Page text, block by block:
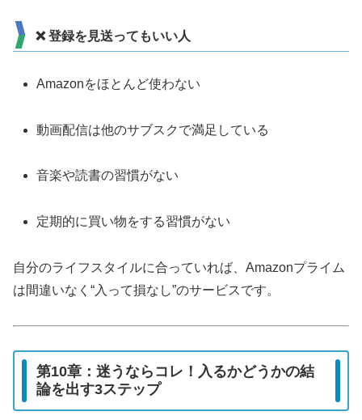
❌ 登録を見送ってもいい人
Amazonをほとんど使わない
動画配信は他のサブスクで満足している
音楽や読書の習慣がない
定期的に買い物をする習慣がない
自分のライフスタイルに合っていれば、Amazonプライム
は間違いなく“入って損なし”のサービスです。
第10章：迷うならコレ！入るかどうかの結
論を出す3ステップ